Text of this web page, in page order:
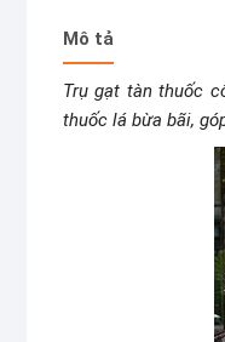
Mô tả
Trụ gạt tàn thuốc
thuốc lá bừa bãi,